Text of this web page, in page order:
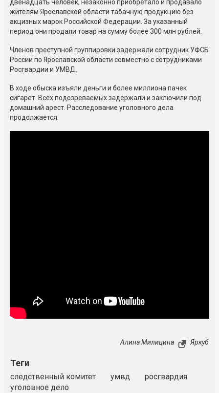
двенадцать человек, незаконно приобретало и продавало
жителям Ярославской области табачную продукцию без
акцизных марок Российской Федерации. За указанный
период они продали товар на сумму более 300 млн рублей.
Членов преступной группировки задержали сотрудник УФСБ
России по Ярославской области совместно с сотрудниками
Росгвардии и УМВД.
В ходе обыска изъяли деньги и более миллиона пачек
сигарет. Всех подозреваемых задержали и заключили под
домашний арест. Расследование уголовного дела
продолжается.
Алина Милицина Яркуб
Теги
следственный комитет умвд
росгвардия
уголовное дело